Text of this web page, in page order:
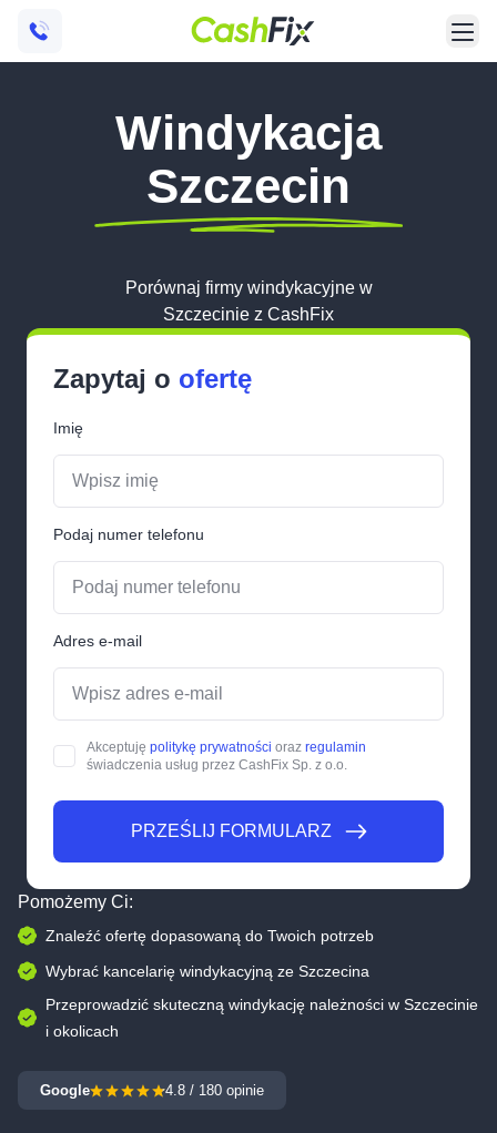
Windykacja
Szczecin
Porównaj firmy windykacyjne w
Szczecinie z CashFix
Zapytaj o ofertę
Imię
Podaj numer telefonu
Adres e-mail
Akceptuję politykę prywatności oraz regulamin
świadczenia usług przez CashFix Sp. z o.o.
PRZEŚLIJ FORMULARZ
Pomożemy Ci:
Znaleźć ofertę dopasowaną do Twoich potrzeb
Wybrać kancelarię windykacyjną ze Szczecina
Przeprowadzić skuteczną windykację należności w Szczecinie
i okolicach
Google 4.8 / 180 opinie